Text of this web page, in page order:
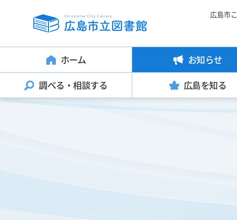
広島市
ホーム お知らせ
調べる・相談する 広島を知る